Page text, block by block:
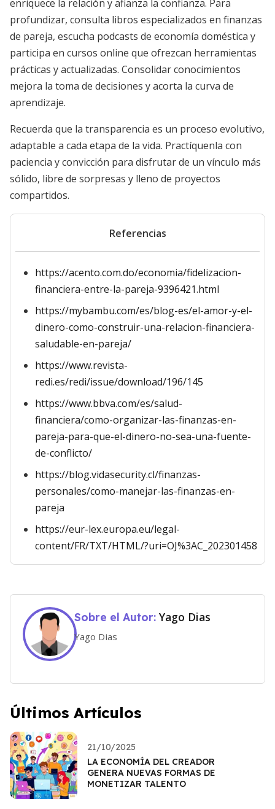
enriquece la relación y afianza la confianza. Para
profundizar, consulta libros especializados en finanzas
de pareja, escucha podcasts de economía doméstica y
participa en cursos online que ofrezcan herramientas
prácticas y actualizadas. Consolidar conocimientos
mejora la toma de decisiones y acorta la curva de
aprendizaje.
Recuerda que la transparencia es un proceso evolutivo,
adaptable a cada etapa de la vida. Practíquenla con
paciencia y convicción para disfrutar de un vínculo más
sólido, libre de sorpresas y lleno de proyectos
compartidos.
Referencias
https://acento.com.do/economia/fidelizacion-
financiera-entre-la-pareja-9396421.html
https://mybambu.com/es/blog-es/el-amor-y-el-
dinero-como-construir-una-relacion-financiera-
saludable-en-pareja/
https://www.revista-
redi.es/redi/issue/download/196/145
https://www.bbva.com/es/salud-
financiera/como-organizar-las-finanzas-en-
pareja-para-que-el-dinero-no-sea-una-fuente-
de-conflicto/
https://blog.vidasecurity.cl/finanzas-
personales/como-manejar-las-finanzas-en-
pareja
https://eur-lex.europa.eu/legal-
content/FR/TXT/HTML/?uri=OJ%3AC_202301458
Sobre el Autor: Yago Dias
Yago Dias
Últimos Artículos
21/10/2025
LA ECONOMÍA DEL CREADOR
GENERA NUEVAS FORMAS DE
MONETIZAR TALENTO